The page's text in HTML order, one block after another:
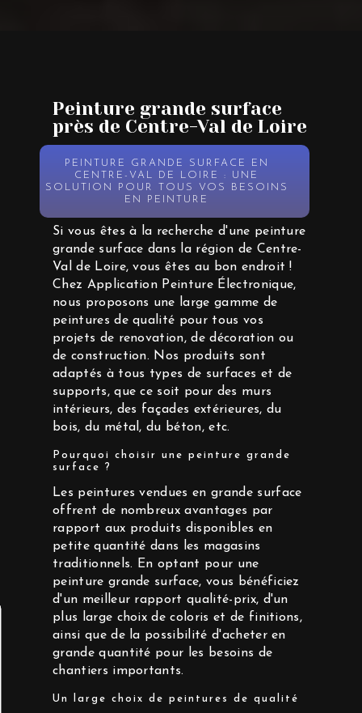
Peinture grande surface
près de Centre-Val de Loire
PEINTURE GRANDE SURFACE EN
CENTRE-VAL DE LOIRE : UNE
SOLUTION POUR TOUS VOS BESOINS
EN PEINTURE
Si vous êtes à la recherche d'une peinture
grande surface dans la région de Centre-
Val de Loire, vous êtes au bon endroit !
Chez Application Peinture Électronique,
nous proposons une large gamme de
peintures de qualité pour tous vos
projets de renovation, de décoration ou
de construction. Nos produits sont
adaptés à tous types de surfaces et de
supports, que ce soit pour des murs
intérieurs, des façades extérieures, du
bois, du métal, du béton, etc.
Pourquoi choisir une peinture grande
surface ?
Les peintures vendues en grande surface
offrent de nombreux avantages par
rapport aux produits disponibles en
petite quantité dans les magasins
traditionnels. En optant pour une
peinture grande surface, vous bénéficiez
d'un meilleur rapport qualité-prix, d'un
plus large choix de coloris et de finitions,
ainsi que de la possibilité d'acheter en
grande quantité pour les besoins de
chantiers importants.
Un large choix de peintures de qualité